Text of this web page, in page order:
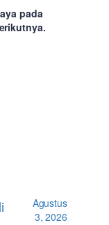
pada
Agustus
3, 2026